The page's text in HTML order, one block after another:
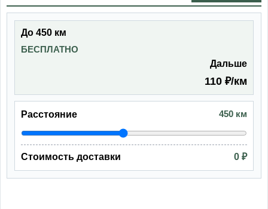
До 450 км
БЕСПЛАТНО
Дальше
110 ₽/км
Расстояние 450 км
Стоимость доставки 0 ₽